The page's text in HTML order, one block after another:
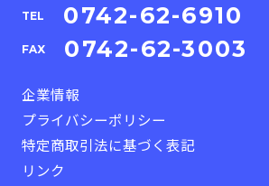
TEL 0742-62-6910
FAX 0742-62-3003
企業情報
プライバシーポリシー
特定商取引法に基づく表記
リンク